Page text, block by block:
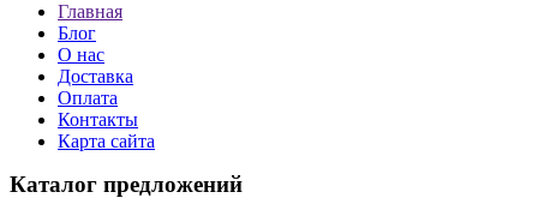
Главная
Блог
О нас
Доставка
Оплата
Контакты
Карта сайта
Каталог предложений